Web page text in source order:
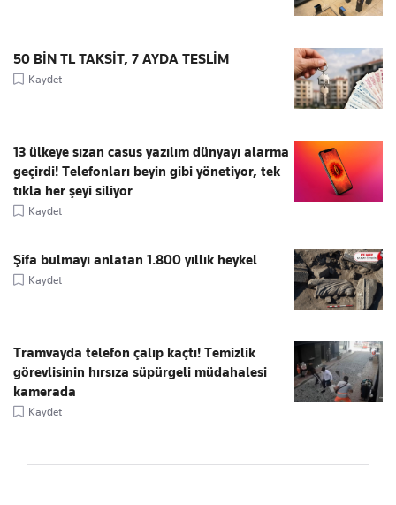
50 BİN TL TAKSİT, 7 AYDA TESLİM
Kaydet
13 ülkeye sızan casus yazılım dünyayı alarma
geçirdi! Telefonları beyin gibi yönetiyor, tek
tıkla her şeyi siliyor
Kaydet
Şifa bulmayı anlatan 1.800 yıllık heykel
Kaydet
Tramvayda telefon çalıp kaçtı! Temizlik
görevlisinin hırsıza süpürgeli müdahalesi
kamerada
Kaydet